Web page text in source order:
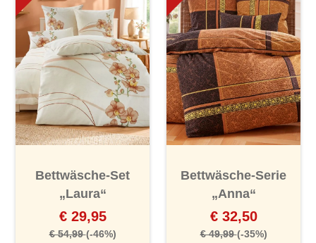
Bettwäsche-Set
„Laura“
€ 29,95
€ 54,99(-46%)
Bettwäsche-Serie
„Anna“
€ 32,50
€ 49,99(-35%)